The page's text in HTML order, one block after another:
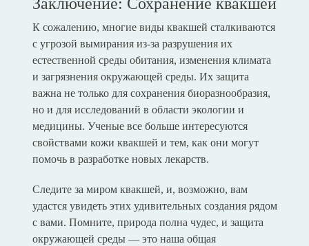
Заключение: Сохранение квакшей
К сожалению, многие виды квакшей сталкиваются
с угрозой вымирания из-за разрушения их
естественной среды обитания, изменения климата
и загрязнения окружающей среды. Их защита
важна не только для сохранения биоразнообразия,
но и для исследований в области экологии и
медицины. Ученые все больше интересуются
свойствами кожи квакшей и тем, как они могут
помочь в разработке новых лекарств.
Следите за миром квакшей, и, возможно, вам
удастся увидеть этих удивительных создания рядом
с вами. Помните, природа полна чудес, и защита
окружающей среды — это наша общая